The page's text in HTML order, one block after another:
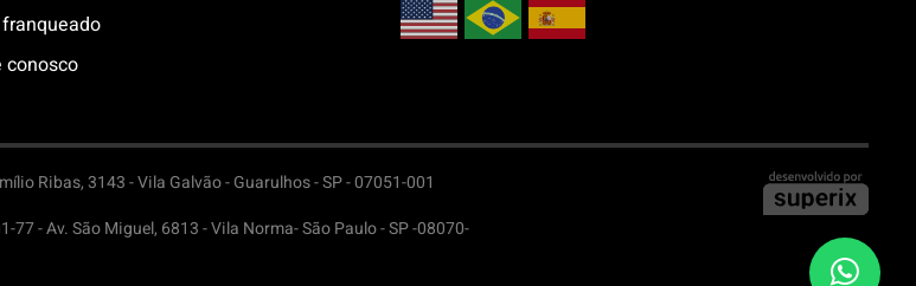
conosco
Ribas, 3143 - Vila Galvão - Guarulhos - SP - 07051-001
77 - Av. São Miguel, 6813 - Vila Norma- São Paulo - SP -08070-